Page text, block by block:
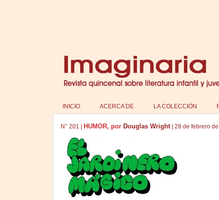
INICIO ACERCA DE LA COLECCIÓN
N° 201 HUMOR, por Douglas Wright 28 de febrero